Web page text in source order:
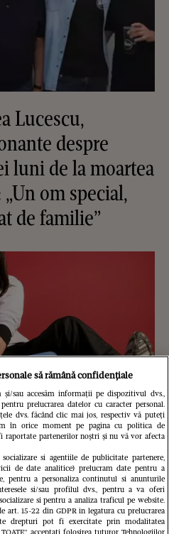
Lucescu,
despre
luni de la moartea
om special,
de familie”
a celebrei
și Yamal, de acum
starul Argentinei
să rămână confidențiale
sau accesăm informații pe dispozitivul dvs.,
prelucrarea datelor cu caracter personal.
dvs. făcând clic mai jos, respectiv vă puteți
în orice moment pe pagina cu politica de
raportate partenerilor noștri și nu vă vor afecta
si agentiile de publicitate partenere,
de date analitice) prelucram date pentru a
pentru a personaliza continutul si anunturile
si/sau profilul dvs., pentru a va oferi
si pentru a analiza traficul pe website.
art. 15-22 din GDPR in legatura cu prelucrarea
drepturi pot fi exercitate prin modalitatea
acceptati folosirea tuturor Tehnologiilor